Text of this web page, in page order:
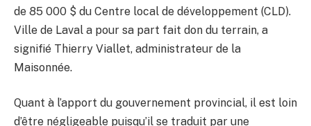
de 85 000 $ du Centre local de développement (CLD).
Ville de Laval a pour sa part fait don du terrain, a
signifié Thierry Viallet, administrateur de la
Maisonnée.
Quant à l’apport du gouvernement provincial, il est loin
d’être négligeable puisqu’il se traduit par une